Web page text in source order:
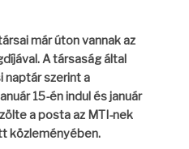
már úton vannak az
A társaság által
szerint a
15-én indul és január
a posta az MTI-nek
közleményében.